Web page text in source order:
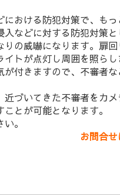
おける防犯対策で、も
などに対する防犯対策と
の威嚇になります。扉
トが点灯し周囲を照らし
付きますので、不審者
づいてきた不審者をカ
とが可能となります。
。
お問合